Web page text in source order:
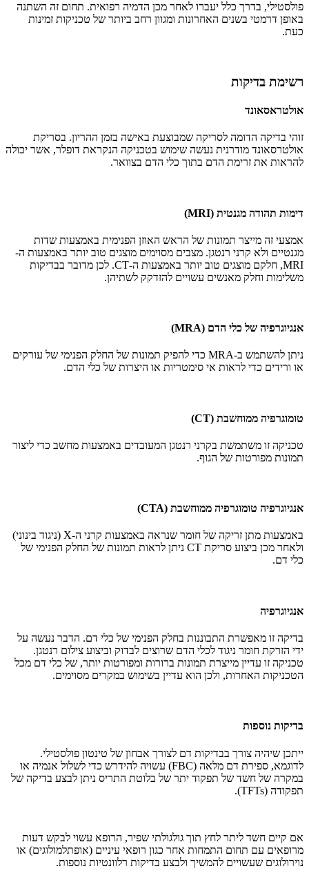
פולסטילי, בדרך כלל יעברו לאחר מכן הדמיה רפואית. תחום זה השתנה
באופן דרמטי בשנים האחרונות ומגוון רחב ביותר של טכניקות זמינות
כעת.
רשימת בדיקות
אולטראסאונד
זוהי בדיקה הדומה לסריקה שמבוצעת באישה בזמן ההריון. בסריקת
אולטרסאונד מודרנית נעשה שימוש בטכניקה הנקראת דופלר, אשר יכולה
להראות את זרימת הדם בתוך כלי הדם בצוואר.
דימות תהודה מגנטית (MRI)
אמצעי זה מייצר תמונות של הראש האוזן הפנימית באמצעות שדות
מגנטיים ולא קרני רנטגן. מצבים מסוימים מוצגים טוב יותר באמצעות ה-
MRI, חלקם מוצגים טוב יותר באמצעות ה-CT. לכן מדובר בבדיקות
משלימות וחלק מאנשים עשויים להזדקק לשתיהן.
אנגיוגרפיה של כלי הדם (MRA)
ניתן להשתמש ב-MRA כדי להפיק תמונות של החלק הפנימי של עורקים
או ורידים כדי לראות אי סימטריות או היצרות של כלי הדם.
טומוגרפיה ממוחשבת (CT)
טכניקה זו משתמשת בקרני רנטגן המעובדים באמצעות מחשב כדי ליצור
תמונות מפורטות של הגוף.
אנגיוגרפיה טומוגרפיה ממוחשבת (CTA)
באמצעות מתן זריקה של חומר שנראה באמצעות קרני ה-X (ניגוד בינוני)
ולאחר מכן ביצוע סריקת CT ניתן לראות תמונות של החלק הפנימי של
כלי דם.
אנגיוגרפיה
בדיקה זו מאפשרת התבוננות בחלק הפנימי של כלי דם. הדבר נעשה על
ידי הזרקת חומר ניגוד לכלי הדם שרוצים לבדוק וביצוע צילום רנטגן.
טכניקה זו עדיין מייצרת תמונות ברורות ומפורטות יותר, של כלי דם מכל
הטכניקות האחרות, ולכן הוא עדיין בשימוש במקרים מסוימים.
בדיקות נוספות
ייתכן שיהיה צורך בבדיקות דם לצורך אבחון של טינטון פולסטילי.
לדוגמא, ספירת דם מלאה (FBC) עשויה להידרש כדי לשלול אנמיה או
במקרה של חשד של תפקוד יתר של בלוטת התריס ניתן לבצע בדיקה של
תפקודה (TFTs).
אם קיים חשד ליתר לחץ תוך גולגולתי שפיר, הרופא עשוי לבקש דעות
מרופאים עם תחום התמחות אחר כגון רופאי עיניים (אופתלמולוגים) או
נוירולוגים שעשויים להמשיך ולבצע בדיקות רלוונטיות נוספות.